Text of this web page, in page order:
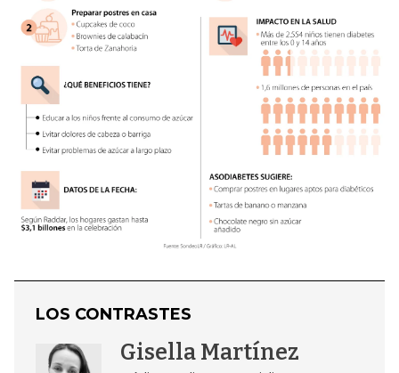
LOS CONTRASTES
Gisella Martínez